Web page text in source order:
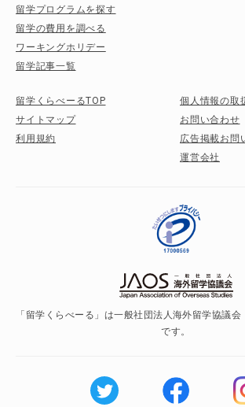
留学プログラムを探す
留学の費用を調べる
ワーキングホリデー
留学記事一覧
留学くらべーるTOP
サイトマップ
利用規約
個人情報の取
お問い合わせ
広告掲載お問
運営会社
「留学くらべーる」は一般社団法人海外留学協議
です。